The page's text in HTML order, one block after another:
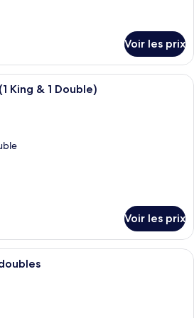
Voir les prix
Une chambre d’hôtel avec deux lits,
King & 1 Double)
Voir les prix
Une chambre d’hôtel avec un lit,